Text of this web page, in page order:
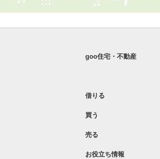
goo住宅・不動産
借りる
買う
売る
お役立ち情報